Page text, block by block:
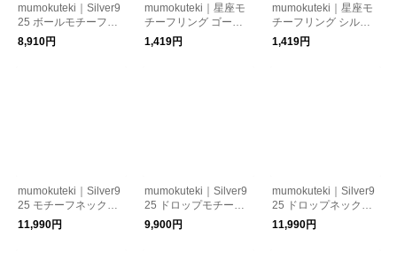
mumokuteki｜Silver9
25 ボールモチーフブ
レスレット
8,910円
mumokuteki｜星座モ
チーフリング ゴール
ド
1,419円
mumokuteki｜星座モ
チーフリング シルバ
ー
1,419円
mumokuteki｜Silver9
25 モチーフネックレ
ス 2
11,990円
mumokuteki｜Silver9
25 ドロップモチーフ
ピアス
9,900円
mumokuteki｜Silver9
25 ドロップネックレ
ス
11,990円